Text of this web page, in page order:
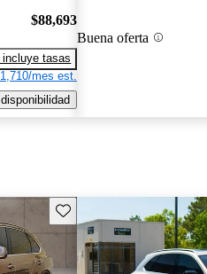
$88,693
incluye tasas
mes est.
Buena oferta
Guarda este Aviso